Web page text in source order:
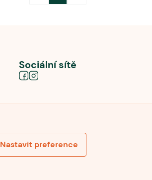
Nastavit preference
Sociální sítě